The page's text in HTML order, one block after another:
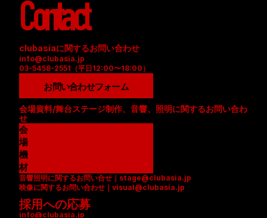
Contact
clubasiaに関するお問い合わせ
info@clubasia.jp
03-5458-2551（平日12:00〜18:00）
お問い合わせフォーム
会場資料/舞台ステージ制作、音響、照明に関するお問い合わ
せ
会
場
資
料
(
P
D
機
材
リ
ス
ト
音響照明に関するお問い合せ｜stage@clubasia.jp
映像に関するお問い合わせ｜visual@clubasia.jp
採用への応募
info@clubasia.jp